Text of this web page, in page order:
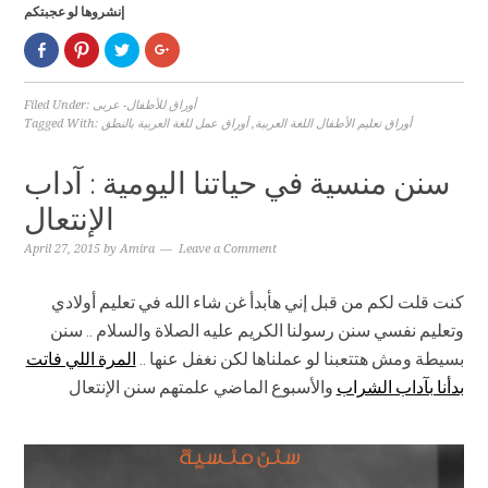
إنشروها لو عجبتكم
Click
to
share
on
Facebook
(Opens
in
Click
to
share
on
Pinterest
(Opens
in
Click
to
share
on
Twitter
(Opens
in
Click
to
on
Google+
(Opens
in
Filed Under: أوراق للأطفال- عربى
Tagged With:
أوراق تعليم الأطفال اللغة العربية,أوراق عمل للغة العربية بالنطق
سنن منسية في حياتنا اليومية : آداب
الإنتعال
April 27, 2015 byAmira Leave a Comment
كنت قلت لكم من قبل إني هأبدأ غن شاء الله في تعليم أولادي
وتعليم نفسي سنن رسولنا الكريم عليه الصلاة والسلام .. سنن
بسيطة ومش هتتعبنا لو عملناها لكن نغفل عنها .. المرة اللي فاتت
بدأنا بآداب الشراب والأسبوع الماضي علمتهم سنن الإنتعال